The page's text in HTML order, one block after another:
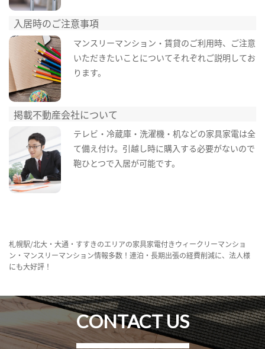
入居時のご注意事項
マンスリーマンション・賃貸のご利用時、ご注意
いただきたいことについてそれぞれご説明してお
ります。
掲載不動産会社について
テレビ・冷蔵庫・洗濯機・机などの家具家電は全
て備え付け。引越し時に購入する必要がないので
鞄ひとつで入居が可能です。
札幌駅/北大・大通・すすきのエリアの家具家電付きウィークリーマンショ
ン・マンスリーマンション情報多数！連泊・長期出張の経費削減に、法人様
にも大好評！
CONTACT US